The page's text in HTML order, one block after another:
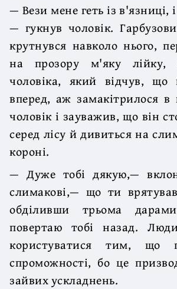
— Вези мене геть із в'язниці,
— гукнув чоловік.
крутнувся навколо нього,
на прозору м'яку лійку,
чоловіка, який відчув, що
вперед, аж замакітрилося в
чоловік і зауважив, що він
серед лісу й дивиться на
короні.
— Дуже тобі дякую,—
слимакові,— що ти
обділивши трьома
повертаю тобі назад.
користуватися тим, що
спроможності, бо це
зайвих ускладнень.